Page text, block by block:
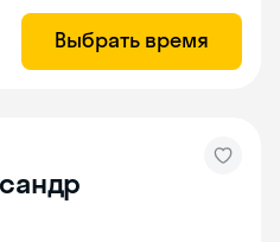
Выбрать время